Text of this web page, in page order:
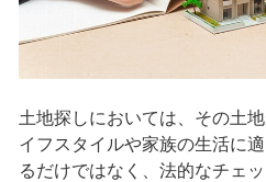
土地探しにおいては、その土
イフスタイルや家族の生活に
るだけではなく、法的なチェ